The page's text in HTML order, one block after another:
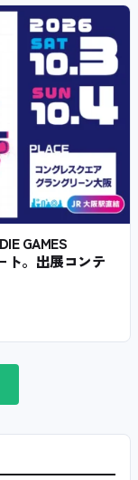
GAMES
ト。出展コンテ